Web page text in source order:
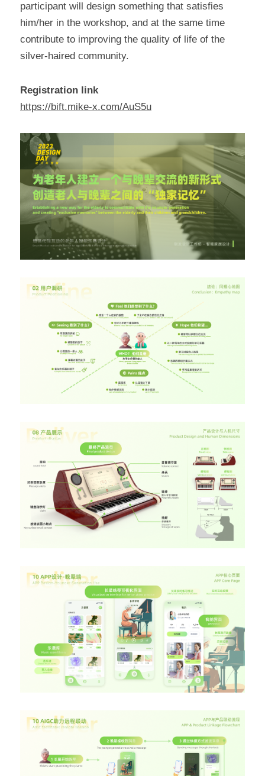
participant will design something that satisfies
him/her in the workshop, and at the same time
contribute to improving the quality of life of the
silver-haired community.
Registration link
https://bift.mike-x.com/AuS5u​